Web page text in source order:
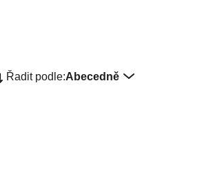
Řadit podle:Abecedně